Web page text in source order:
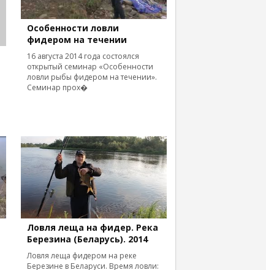
Особенности ловли
фидером на течении
16 августа 2014 года состоялся
открытый семинар «Особенности
ловли рыбы фидером на течении».
Семинар прох�
Ловля леща на фидер. Река
Березина (Беларусь). 2014
Ловля леща фидером на реке
Березине в Беларуси. Время ловли: